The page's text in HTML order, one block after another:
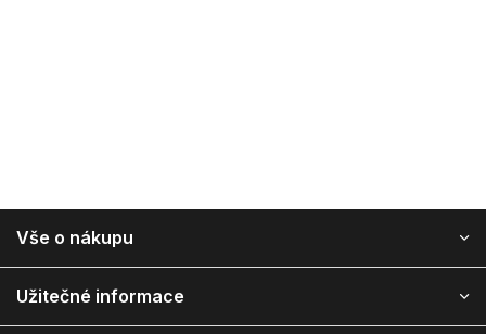
p
Vše o nákupu
Užitečné informace